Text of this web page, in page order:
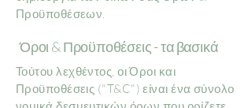
Προϋποθέσεων.
Όροι & Προϋποθέσεις - τα βασικά
Τούτου λεχθέντος, οι Όροι και
Προϋποθέσεις ("T&C") είναι ένα σύνολο